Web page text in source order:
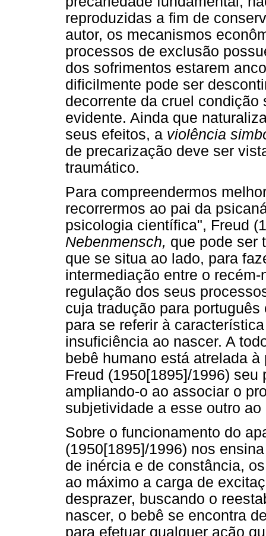
reproduzidas a fim de
autor, os mecanismos
processos de exclusão
dos sofrimentos estarem
dificilmente pode ser
decorrente da cruel
evidente. Ainda que
seus efeitos, a violência
de precarização deve ser
traumático.
Para compreendermos
recorrermos ao pai da
psicologia científica", Freud
Nebenmensch, que pode ser
que se situa ao lado, para
intermediação entre o
regulação dos seus
cuja tradução para
para se referir à
insuficiência ao nascer. A
bebê humano está atrelada
Freud (1950[1895]/1996)
ampliando-o ao associar o
subjetividade a esse outro
Sobre o funcionamento do
(1950[1895]/1996) nos
de inércia e de constância,
ao máximo a carga de
desprazer, buscando o
nascer, o bebê se encontra
para efetuar qualquer ação